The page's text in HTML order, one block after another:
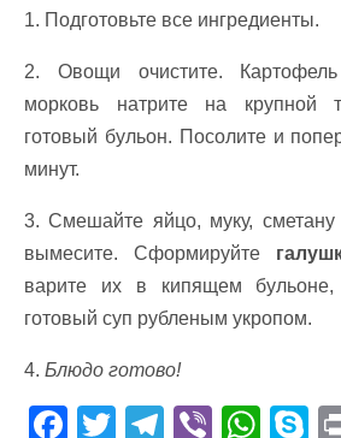
1. Подготовьте все ингредиенты.
2. Овощи очистите.
морковь натрите на крупной
готовый бульон. Посолите и
минут.
3. Смешайте яйцо, муку,
вымесите. Сформируйте
варите их в кипящем
готовый суп рубленым укропом.
4. Блюдо готово!
F T T Vi W S